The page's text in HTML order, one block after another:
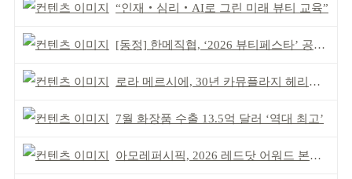
“인재‧심리‧AI로 그린 미래 뷰티 교육”
[동정] 한메직협, ‘2026 뷰티페스타’ 공동 주최
로라 메르시에, 30년 카뮤플라지 헤리티지 담아
7월 화장품 수출 13.5억 달러 ‘역대 최고’
아모레퍼시픽, 2026 레드닷 어워드 본상 2개 수상